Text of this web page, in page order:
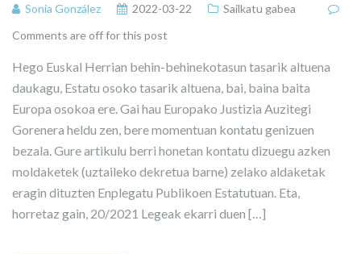
Sonia González 2022-03-22
Sailkatu gabea
Comments are off for this post
Hego Euskal Herrian behin-behinekotasun tasarik altuena
daukagu, Estatu osoko tasarik altuena, bai, baina baita
Europa osokoa ere. Gai hau Europako Justizia Auzitegi
Gorenera heldu zen, bere momentuan kontatu genizuen
bezala. Gure artikulu berri honetan kontatu dizuegu azken
moldaketek (uztaileko dekretua barne) zelako aldaketak
eragin dituzten Enplegatu Publikoen Estatutuan. Eta,
horretaz gain, 20/2021 Legeak ekarri duen […]